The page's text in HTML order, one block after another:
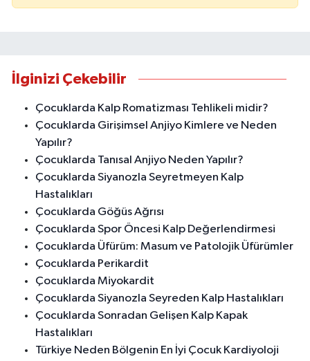
İlginizi Çekebilir
Çocuklarda Kalp Romatizması Tehlikeli midir?
Çocuklarda Girişimsel Anjiyo Kimlere ve Neden
Yapılır?
Çocuklarda Tanısal Anjiyo Neden Yapılır?
Çocuklarda Siyanozla Seyretmeyen Kalp
Hastalıkları
Çocuklarda Göğüs Ağrısı
Çocuklarda Spor Öncesi Kalp Değerlendirmesi
Çocuklarda Üfürüm: Masum ve Patolojik Üfürümler
Çocuklarda Perikardit
Çocuklarda Miyokardit
Çocuklarda Siyanozla Seyreden Kalp Hastalıkları
Çocuklarda Sonradan Gelişen Kalp Kapak
Hastalıkları
Türkiye Neden Bölgenin En İyi Çocuk Kardiyoloji